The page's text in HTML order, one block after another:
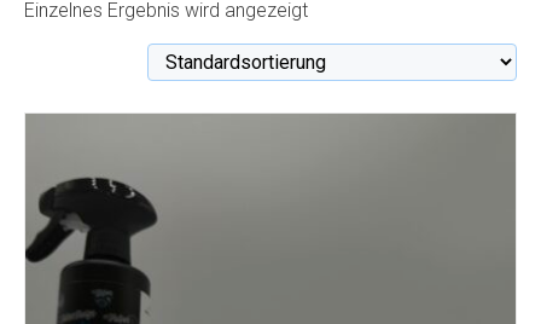
Einzelnes Ergebnis wird angezeigt